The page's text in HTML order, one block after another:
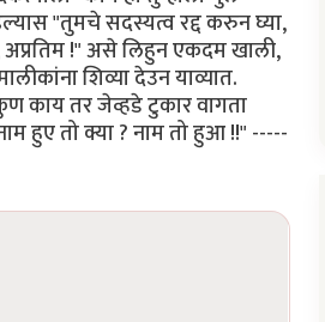
"तुमचे सदस्यत्व रद्द करुन घ्या,
!" असे लिहुन एकदम खाली,
शिव्या देउन याव्यात.
काय तर जेव्हडे टुकार वागता
हुए तो क्या ? नाम तो हुआ !!" -----